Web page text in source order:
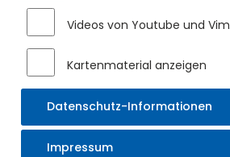
Zum Jubiläumsfest gratulierte 1.
Herrn Bresele ganz herzlich und
Geschenkkorb. Er erhielt außerdem
bayerischen Staatsministeriums für
Soziales.
der Arbeit und für die Zukunft alles
Videos von Youtube und
Kartenmaterial anzeigen
Datenschutz-Informationen
Impressum